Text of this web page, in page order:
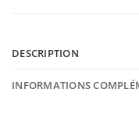
DESCRIPTION
INFORMATIONS